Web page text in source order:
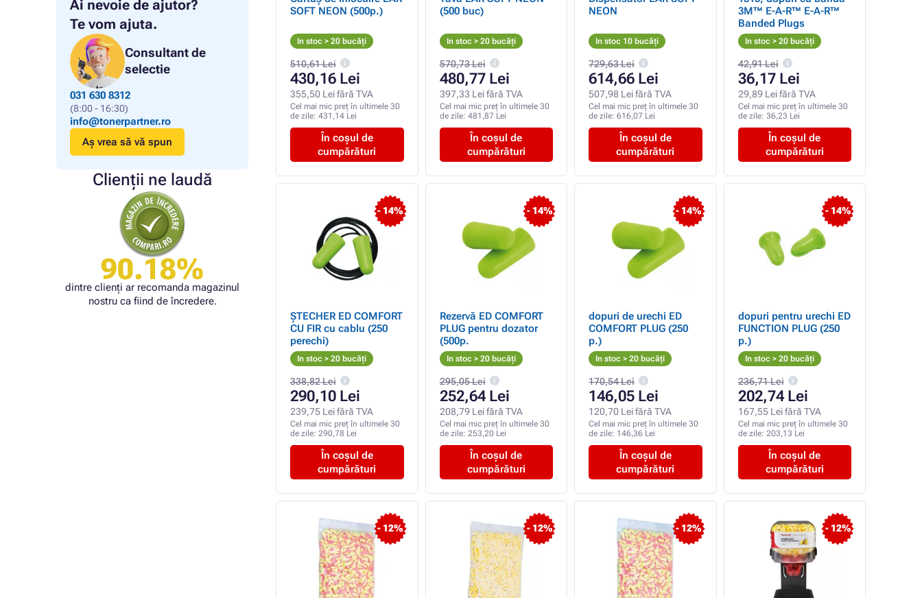
Ai nevoie de ajutor?
Te vom ajuta.
Consultant de
selectie
031 630 8312
(8:00 - 16:30)
info@tonerpartner.ro
Aș vrea să vă spun
Clienții ne laudă
90.18%
dintre clienți ar recomanda magazinul
nostru ca fiind de încredere.
SOFT NEON (500p.)
In stoc > 20 bucăți
510,61 Lei
430,16 Lei
355,50 Lei fără TVA
Cel mai mic preț în ultimele 30
de zile: 431,14 Lei
În coșul de
cumpărături
(500 buc)
In stoc > 20 bucăți
570,73 Lei
480,77 Lei
397,33 Lei fără TVA
Cel mai mic preț în ultimele 30
de zile: 481,87 Lei
În coșul de
cumpărături
NEON
In stoc 10 bucăți
729,63 Lei
614,66 Lei
507,98 Lei fără TVA
Cel mai mic preț în ultimele 30
de zile: 616,07 Lei
În coșul de
cumpărături
3M™ E-A-R™ E-A-R™
Banded Plugs
In stoc > 20 bucăți
42,91 Lei
36,17 Lei
29,89 Lei fără TVA
Cel mai mic preț în ultimele 30
de zile: 36,23 Lei
În coșul de
cumpărături
- 14%
ȘTECHER ED COMFORT
CU FIR cu cablu (250
perechi)
In stoc > 20 bucăți
338,82 Lei
290,10 Lei
239,75 Lei fără TVA
Cel mai mic preț în ultimele 30
de zile: 290,78 Lei
În coșul de
cumpărături
- 14%
Rezervă ED COMFORT
PLUG pentru dozator
(500p.
In stoc > 20 bucăți
295,05 Lei
252,64 Lei
208,79 Lei fără TVA
Cel mai mic preț în ultimele 30
de zile: 253,20 Lei
În coșul de
cumpărături
- 14%
dopuri de urechi ED
COMFORT PLUG (250
p.)
In stoc > 20 bucăți
170,54 Lei
146,05 Lei
120,70 Lei fără TVA
Cel mai mic preț în ultimele 30
de zile: 146,36 Lei
În coșul de
cumpărături
- 14%
dopuri pentru urechi ED
FUNCTION PLUG (250
p.)
In stoc > 20 bucăți
236,71 Lei
202,74 Lei
167,55 Lei fără TVA
Cel mai mic preț în ultimele 30
de zile: 203,13 Lei
În coșul de
cumpărături
- 12% - 12% - 12% - 12%